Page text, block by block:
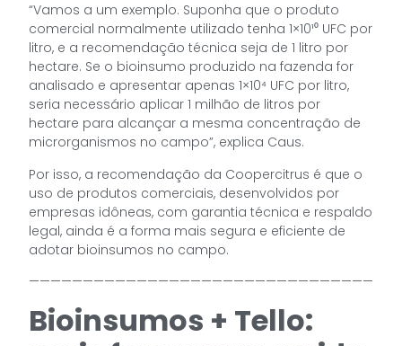
“Vamos a um exemplo. Suponha que o produto
comercial normalmente utilizado tenha 1×10¹⁰ UFC por
litro, e a recomendação técnica seja de 1 litro por
hectare. Se o bioinsumo produzido na fazenda for
analisado e apresentar apenas 1×10⁴ UFC por litro,
seria necessário aplicar 1 milhão de litros por
hectare para alcançar a mesma concentração de
microrganismos no campo”, explica Caus.
Por isso, a recomendação da Coopercitrus é que o
uso de produtos comerciais, desenvolvidos por
empresas idôneas, com garantia técnica e respaldo
legal, ainda é a forma mais segura e eficiente de
adotar bioinsumos no campo.
————————————————————————————————
Bioinsumos + Tello: